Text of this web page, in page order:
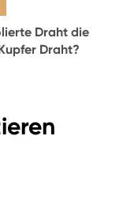
Draht die
Draht?